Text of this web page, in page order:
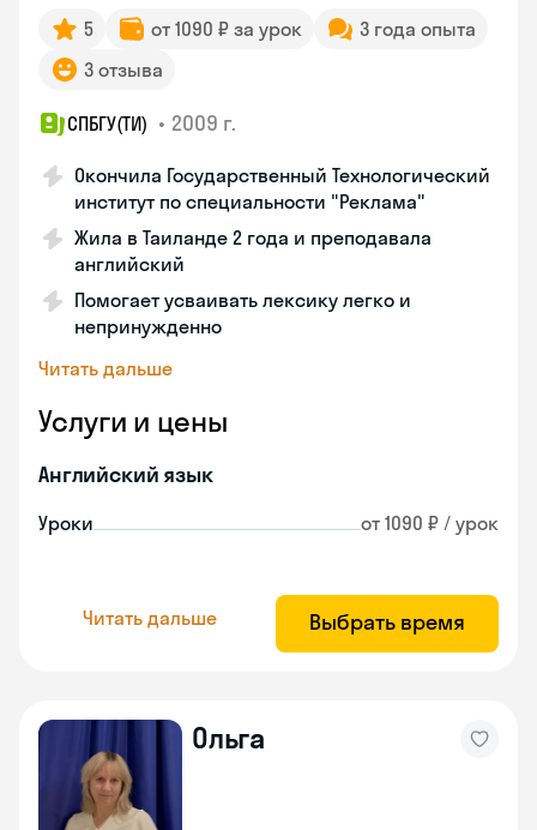
5 от 1090 ₽ за урок
3 года опыта
3 отзыва
СПБГУ(ТИ) • 2009 г.
Окончила Государственный Технологический
институт по специальности "Реклама"
Жила в Таиланде 2 года и преподавала
английский
Помогает усваивать лексику легко и
непринужденно
Читать дальше
Услуги и цены
Английский язык
Уроки от 1090 ₽ / урок
Читать дальше Выбрать время
Ольга